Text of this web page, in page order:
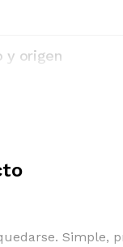
y origen
Simple,